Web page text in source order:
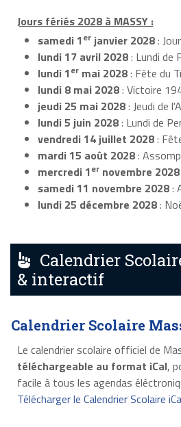
Jours fériés 2028 à MASSY :
samedi 1er janvier 2028:
lundi 17 avril 2028: Lundi de
lundi 1er mai 2028: Fête du
lundi 8 mai 2028: Victoire
jeudi 25 mai 2028: Jeudi de
lundi 5 juin 2028: Lundi de
vendredi 14 juillet 2028:
mardi 15 août 2028:
mercredi 1er novembre 2028
samedi 11 novembre 2028:
lundi 25 décembre 2028:
Calendrier
& interactif
Calendrier Scolaire
Le calendrier scolaire officiel de
téléchargeable au format iCal,
facile à tous les agendas
Télécharger le Calendrier Scolaire